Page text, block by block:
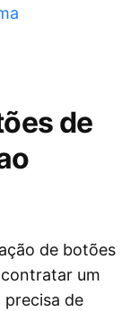
de
de botões
um
de